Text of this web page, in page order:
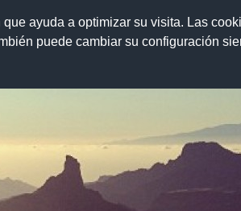
ayuda a optimizar su visita. Las
puede cambiar su configuración